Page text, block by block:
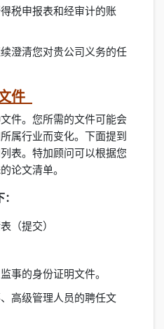
税申报表和经审计的账
澄清您对贵公司义务的任
件
件。您所需的文件可能会
属行业而变化。下面提到
表。特加顾问可以根据您
论文清单。
（提交）
事的身份证明文件。
高级管理人员的聘任文